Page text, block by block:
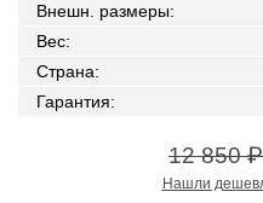
Внешн. размеры:
Вес:
Страна:
Гарантия:
12 850 ₽
Нашли